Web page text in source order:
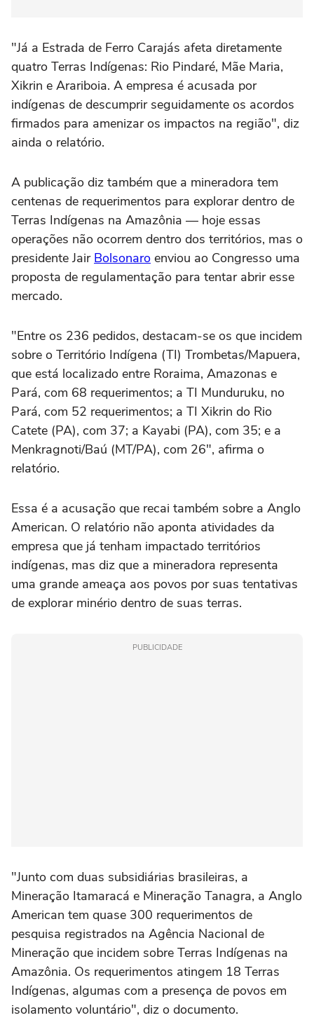
"Já a Estrada de Ferro Carajás afeta diretamente
quatro Terras Indígenas: Rio Pindaré, Mãe Maria,
Xikrin e Arariboia. A empresa é acusada por
indígenas de descumprir seguidamente os acordos
firmados para amenizar os impactos na região", diz
ainda o relatório.
A publicação diz também que a mineradora tem
centenas de requerimentos para explorar dentro de
Terras Indígenas na Amazônia — hoje essas
operações não ocorrem dentro dos territórios, mas o
presidente Jair Bolsonaro enviou ao Congresso uma
proposta de regulamentação para tentar abrir esse
mercado.
"Entre os 236 pedidos, destacam-se os que incidem
sobre o Território Indígena (TI) Trombetas/Mapuera,
que está localizado entre Roraima, Amazonas e
Pará, com 68 requerimentos; a TI Munduruku, no
Pará, com 52 requerimentos; a TI Xikrin do Rio
Catete (PA), com 37; a Kayabi (PA), com 35; e a
Menkragnoti/Baú (MT/PA), com 26", afirma o
relatório.
Essa é a acusação que recai também sobre a Anglo
American. O relatório não aponta atividades da
empresa que já tenham impactado territórios
indígenas, mas diz que a mineradora representa
uma grande ameaça aos povos por suas tentativas
de explorar minério dentro de suas terras.
PUBLICIDADE
"Junto com duas subsidiárias brasileiras, a
Mineração Itamaracá e Mineração Tanagra, a Anglo
American tem quase 300 requerimentos de
pesquisa registrados na Agência Nacional de
Mineração que incidem sobre Terras Indígenas na
Amazônia. Os requerimentos atingem 18 Terras
Indígenas, algumas com a presença de povos em
isolamento voluntário", diz o documento.